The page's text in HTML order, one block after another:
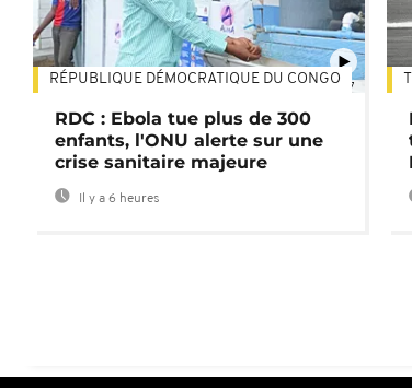
01:47
RÉPUBLIQUE DÉMOCRATIQUE DU CONGO
RDC : Ebola tue plus de 300
enfants, l'ONU alerte sur une
crise sanitaire majeure
Il y a 6 heures